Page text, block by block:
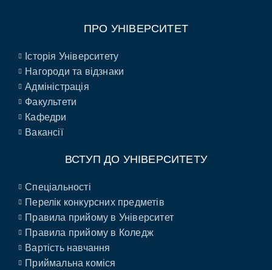
ПРО УНІВЕРСИТЕТ
Історія Університету
Нагороди та відзнаки
Адміністрація
Факультети
Кафедри
Вакансії
ВСТУП ДО УНІВЕРСИТЕТУ
Спеціальності
Перелік конкурсних предметів
Правила прийому в Університет
Правила прийому в Коледж
Вартість навчання
Приймальна коміся